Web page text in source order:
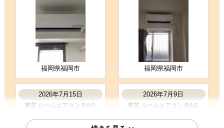
商品選定がしやすかった
工事に安心感を感じた
福岡県福岡市 福岡県福岡市
2026年7月15日
東芝 ルームエアコン RAS-
2026年7月9日
東芝 ルームエアコン RAS-